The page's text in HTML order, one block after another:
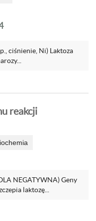
ciśnienie, Ni) Laktoza
reakcji
NEGATYWNA) Geny
laktozę...